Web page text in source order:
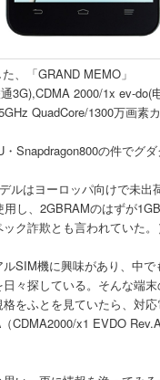
、「GRAND MEMO」
3G),CDMA 2000/1x ev-do(
QuadCore/1300万画素
Snapdragon800の件でグ
ルはヨーロッパ向けで未出
し、2GBRAMのはずが
ク詐欺とも言われていた。
SIM機に興味があり、中で
々探している。そんな端
をふとを見ていたら、対
（CDMA2000/x1 EVDO